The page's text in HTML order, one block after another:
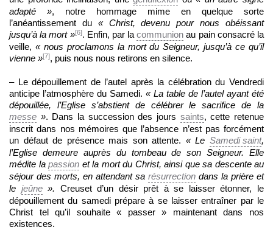
adapté », notre hommage mime en quelque sorte
l’anéantissement du « Christ, devenu pour nous obéissant
jusqu’à la mort »[6]. Enfin, par lacommunion au pain consacré la
veille, « nous proclamons la mort du Seigneur, jusqu’à ce qu’il
vienne »[7], puis nous nous retirons en silence.
– Le dépouillement de l’autel après la célébration du Vendredi
anticipe l’atmosphère du Samedi. « La table de l’autel ayant été
dépouillée, l’Eglise s’abstient de célébrer le sacrifice de la
messe ». Dans la succession des jours saints, cette retenue
inscrit dans nos mémoires que l’absence n’est pas forcément
un défaut de présence mais son attente. « LeSamedi saint,
l’Eglise demeure auprès du tombeau de son Seigneur. Elle
médite la passion et la mort du Christ, ainsi que sa descente au
séjour des morts, en attendant sa résurrection dans la prière et
le jeûne». Creuset d’un désir prêt à se laisser étonner, le
dépouillement du samedi prépare à se laisser entraîner par le
Christ tel qu’il souhaite « passer » maintenant dans nos
existences.